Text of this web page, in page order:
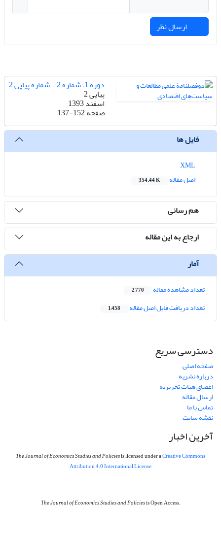
دوره 1، شماره 2 - شماره پیاپی 2
پیاپی 2
اسفند 1393
صفحه137-152
فایل ها
اصل مقاله
354.44 K
هم رسانی
ارجاع به این مقاله
آمار
تعداد مشاهده مقاله 2,770
تعداد دریافت فایل اصل مقاله 1,458
دسترسی سریع
صفحه اصلی
درباره نشریه
اعضای هیات تحریریه
ارسال مقاله
تماس با ما
نقشه سایت
آخرین اخبار
The Journal of Economics Studies and Policiesis licensed under aCreative Commons
Attribution 4.0 International License
The Journal of Economics Studies and Policiesis Open Access.